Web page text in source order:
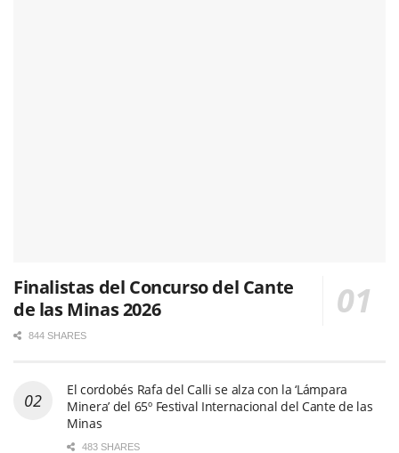
Finalistas del Concurso del Cante
de las Minas 2026
844 SHARES
El cordobés Rafa del Calli se alza con la ‘Lámpara
Minera’ del 65º Festival Internacional del Cante de las
Minas
483 SHARES